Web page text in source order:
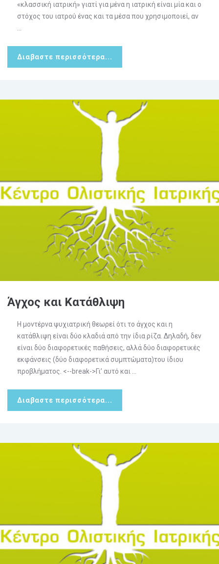
«κλασσική ιατρική» γιατί για μένα η ιατρική είναι μία και ο
στόχος του ιατρού ένας και τα μέσα που χρησιμοποιεί, αν
Διαβαστε περισσότερα...
Άγχος και Κατάθλιψη
Η μοντέρνα ψυχιατρική θεωρεί ότι το άγχος και η
κατάθλιψη είναι δύο κλαδιά από την ίδια ρίζα. Δηλαδή, δεν
είναι δύο διαφορετικές παθήσεις, αλλά δύο διαφορετικές
εκφάνσεις (δύο διαφορετικά συμπτώματα)του ίδιου
προβλήματος. <--break->Γι’ αυτό και ...
Διαβαστε περισσότερα...